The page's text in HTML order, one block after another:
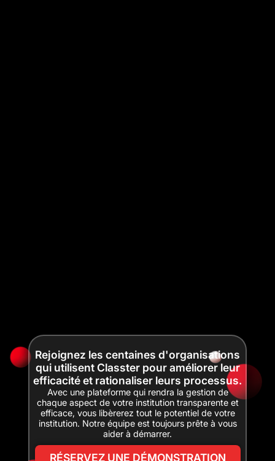
Rejoignez les centaines d'organisations
qui utilisent Classter pour améliorer leur
efficacité et rationaliser leurs processus.
Avec une plateforme qui rendra la gestion de
chaque aspect de votre institution transparente et
efficace, vous libèrerez tout le potentiel de votre
institution. Notre équipe est toujours prête à vous
aider à démarrer.
RÉSERVEZ UNE DÉMONSTRATION